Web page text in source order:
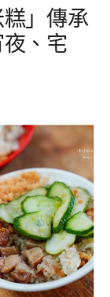
」傳承
、宅